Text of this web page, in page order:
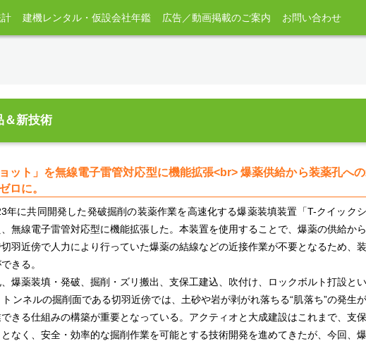
建機レンタル・仮設会社年鑑 広告／動画掲載のご案内 お問い合わせ
新技術
ト」を無線電子雷管対応型に機能拡張<br> 爆薬供給から装薬孔へ
ロに。
に共同開発した発破掘削の装薬作業を高速化する爆薬装填装置「T-クイック
無線電子雷管対応型に機能拡張した。本装置を使用することで、爆薬の供給か
羽近傍で人力により行っていた爆薬の結線などの近接作業が不要となるため、
きる。
爆薬装填・発破、掘削・ズリ搬出、支保工建込、吹付け、ロックボルト打設と
ンネルの掘削面である切羽近傍では、土砂や岩が剥がれ落ちる“肌落ち”の発生
きる仕組みの構築が重要となっている。アクティオと大成建設はこれまで、支
なく、安全・効率的な掘削作業を可能とする技術開発を進めてきたが、今回、